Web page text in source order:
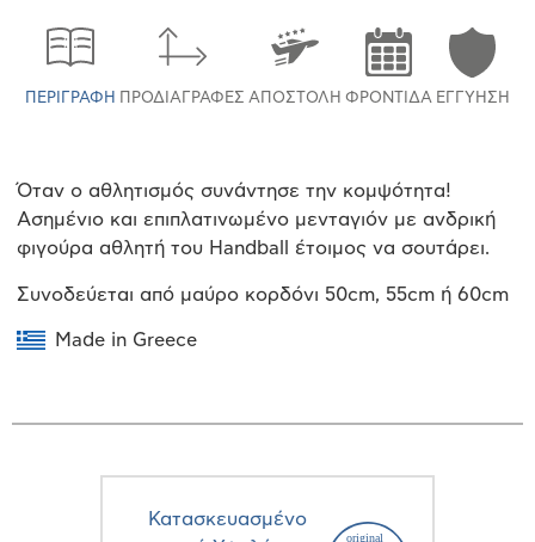
ΠΕΡΙΓΡΑΦΉ ΠΡΟΔΙΑΓΡΑΦΈΣ ΑΠΟΣΤΟΛΉ ΦΡΟΝΤΊΔΑ ΕΓΓΎΗΣΗ
Όταν ο αθλητισμός συνάντησε την κομψότητα!
Ασημένιο και επιπλατινωμένο μενταγιόν με ανδρική
φιγούρα αθλητή του Handball έτοιμος να σουτάρει.
Συνοδεύεται από μαύρο κορδόνι 50cm, 55cm ή 60cm
Made in Greece
Κατασκευασμένο